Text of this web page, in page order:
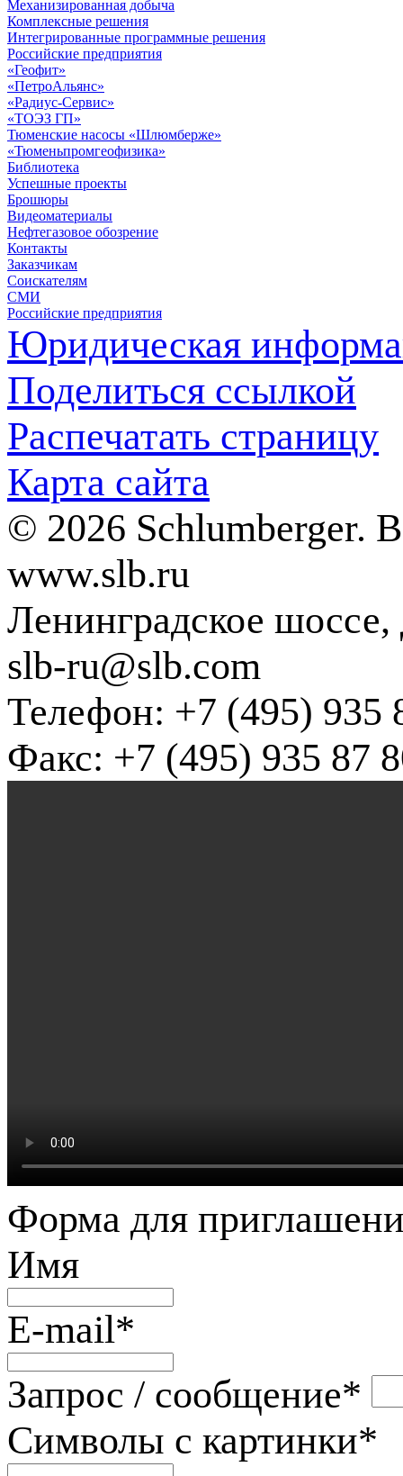
Механизированная добыча
Комплексные решения
Интегрированные программные решения
Российские предприятия
«Геофит»
«ПетроАльянс»
«Радиус-Сервис»
«ТОЭЗ ГП»
Тюменские насосы «Шлюмберже»
«Тюменьпромгеофизика»
Библиотека
Успешные проекты
Брошюры
Видеоматериалы
Нефтегазовое обозрение
Контакты
Заказчикам
Соискателям
СМИ
Российские предприятия
Юридическая
Поделиться ссылкой
Распечатать страницу
Карта сайта
© 2026 Schlumberger.
www.slb.ru
Ленинградское
slb-ru@slb.com
Телефон: +7 (495) 935
Факс: +7 (495) 935 87
Форма для
Имя
E-mail*
Запрос / сообщение*
Символы с картинки*